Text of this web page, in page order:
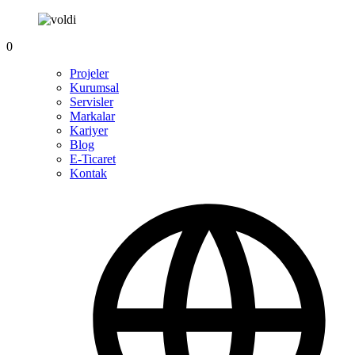
0
Projeler
Kurumsal
Servisler
Markalar
Kariyer
Blog
E-Ticaret
Kontak